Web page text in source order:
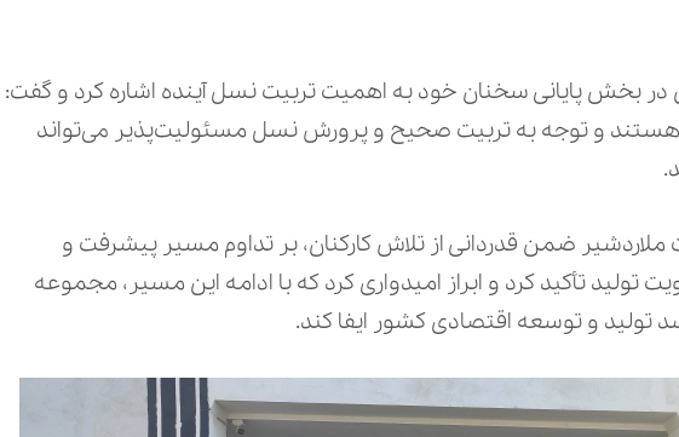
بخش پایانی سخنان خود به اهمیت تربیت نسل آینده اشاره کرد و گفت:
هستند و توجه به تربیت صحیح و پرورش نسل مسئولیت‌پذیر می‌تواند
ضمن قدردانی از تلاش کارکنان، بر تداوم مسیر پیشرفت و
تولید تأکید کرد و ابراز امیدواری کرد که با ادامه این مسیر، مجموعه
تولید و توسعه اقتصادی کشور ایفا کند.